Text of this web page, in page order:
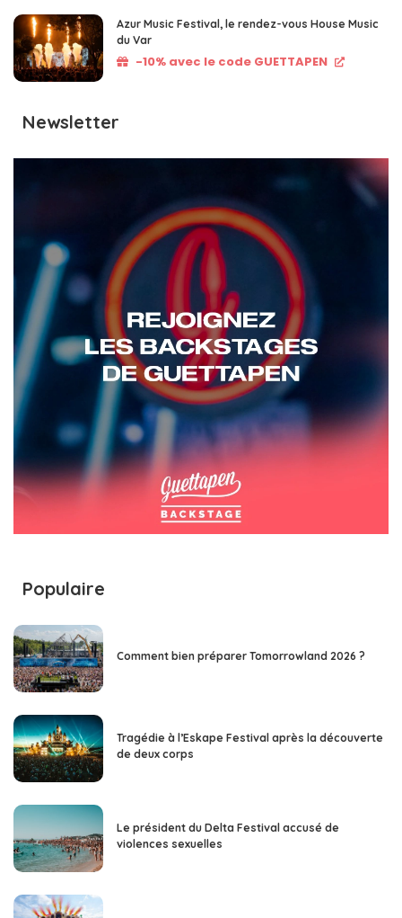
Azur Music Festival, le rendez-vous House Music
du Var
-10% avec le code GUETTAPEN
Newsletter
Populaire
Comment bien préparer Tomorrowland 2026 ?
Tragédie à l’Eskape Festival après la découverte
de deux corps
Le président du Delta Festival accusé de
violences sexuelles